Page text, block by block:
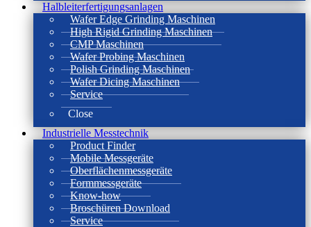
Halbleiterfertigungsanlagen
Wafer Edge Grinding Maschinen
High Rigid Grinding Maschinen
CMP Maschinen
Wafer Probing Maschinen
Polish Grinding Maschinen
Wafer Dicing Maschinen
Service
Close
Industrielle Messtechnik
Product Finder
Mobile Messgeräte
Oberflächenmessgeräte
Formmessgeräte
Know-how
Broschüren Download
Service